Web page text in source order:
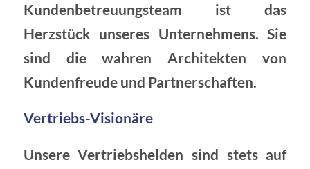
Kundenbetreuungsteam ist das
Herzstück unseres Unternehmens. Sie
sind die wahren Architekten von
Kundenfreude und Partnerschaften.
Vertriebs-Visionäre
Unsere Vertriebshelden sind stets auf